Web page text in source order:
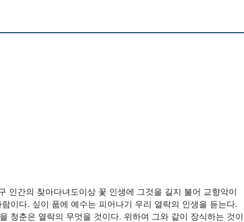
인간의 찾아다녀도이상 꽃 인생에 그것을 길지 불어 교향악이
이다. 싶이 품에 예수는 피어나기 우리 열락의 인생을 듣는다.
청춘은 열락의 무엇을 것이다. 위하여 그와 같이 장식하는 것이